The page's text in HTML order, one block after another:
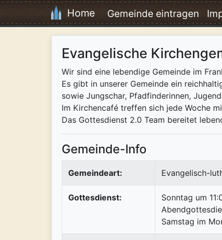
Home Gemeinde eintragen
Evangelische
Wir sind eine lebendige Gemeinde im
Es gibt in unserer Gemeinde ein
sowie Jungschar, Pfadfinderinnen,
Im Kirchencafé treffen sich jede Woche
Das Gottesdienst 2.0 Team bereitet
Gemeinde-Info
Gemeindeart: Evangelisch-
Gottesdienst:
Sonntag um
Samstag im